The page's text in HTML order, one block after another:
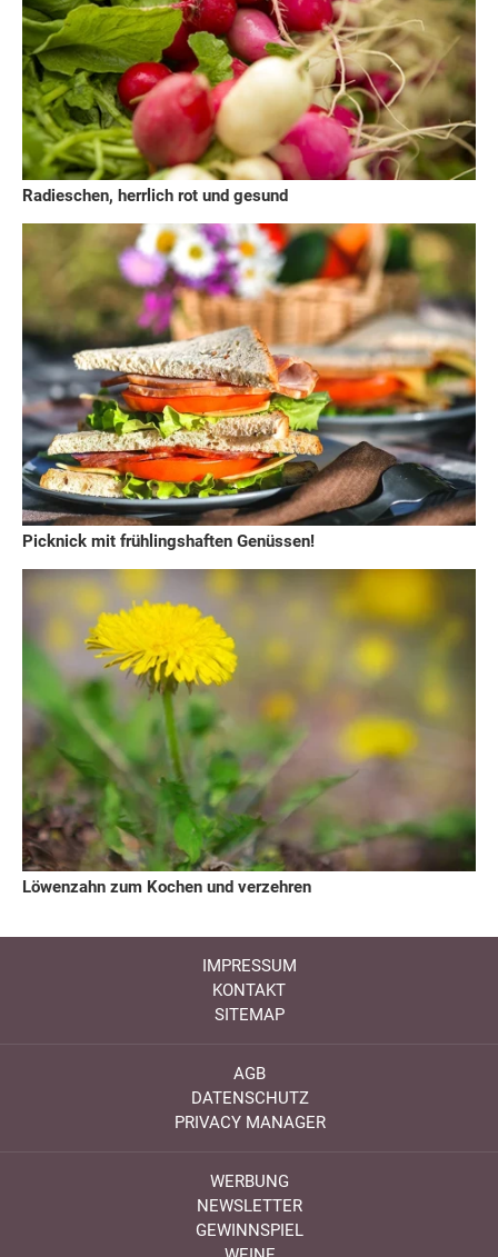
Radieschen, herrlich rot und gesund
Picknick mit frühlingshaften Genüssen!
Löwenzahn zum Kochen und verzehren
IMPRESSUM
KONTAKT
SITEMAP
AGB
DATENSCHUTZ
PRIVACY MANAGER
WERBUNG
NEWSLETTER
GEWINNSPIEL